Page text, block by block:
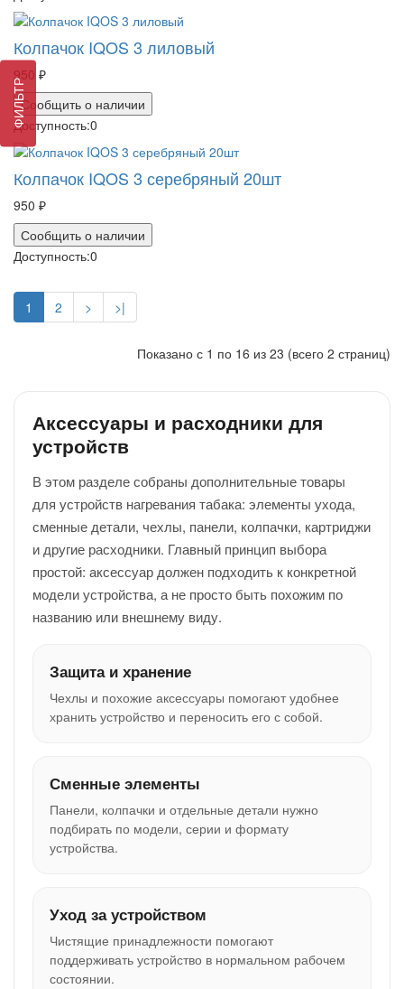
ФИЛЬТР
Колпачок IQOS 3 лиловый
950 ₽
Сообщить о наличии
Доступность:0
Колпачок IQOS 3 серебряный 20шт
950 ₽
Сообщить о наличии
Доступность:0
1 2 > >|
Показано с 1 по 16 из 23 (всего 2 страниц)
Аксессуары и расходники для
устройств
В этом разделе собраны дополнительные товары
для устройств нагревания табака: элементы ухода,
сменные детали, чехлы, панели, колпачки, картриджи
и другие расходники. Главный принцип выбора
простой: аксессуар должен подходить к конкретной
модели устройства, а не просто быть похожим по
названию или внешнему виду.
Защита и хранение
Чехлы и похожие аксессуары помогают удобнее
хранить устройство и переносить его с собой.
Сменные элементы
Панели, колпачки и отдельные детали нужно
подбирать по модели, серии и формату
устройства.
Уход за устройством
Чистящие принадлежности помогают
поддерживать устройство в нормальном рабочем
состоянии.